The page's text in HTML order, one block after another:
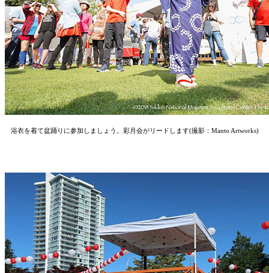
浴衣を着て盆踊りに参加しましょう。彩月会がリードします(撮影：Manto Artworks)